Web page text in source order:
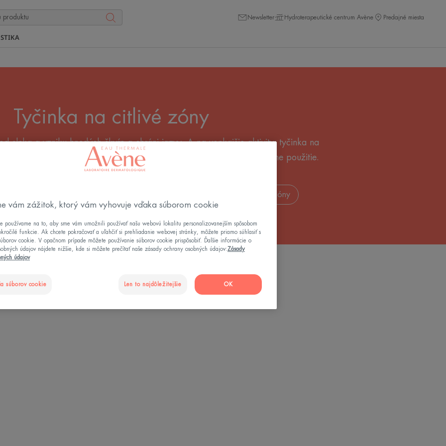
Newsletter Hydroterapeutické centrum Avène Predajné miesta
Tyčinka na citlivé zóny
slnka a vzniku hnedých škvŕn a chráni jazvy. A na vonkajšie aktivity: tyčinka na
balzam na pery na lyžovanie... Objavte opaľovacie tyčinky pre lokálne použitie.
proti slnečnému žiareniu Ochrana pred slnkom – tyčinky pre citlivé zóny
vám zážitok, ktorý vám vyhovuje vďaka súborom cookie
používame na to, aby sme vám umožnili používať našu webovú lokalitu personalizovanejším spôsobom
funkcie. Ak chcete pokračovať a uľahčiť si prehliadanie webovej stránky, môžete priamo súhlasiť s
cookie. V opačnom prípade môžete používanie súborov cookie prispôsobiť. Ďalšie informácie o
údajov nájdete nižšie, kde si môžete prečítať naše zásady ochrany osobných údajov:Zásady
údajov
súborov cookie Len to najdôležitejšie OK